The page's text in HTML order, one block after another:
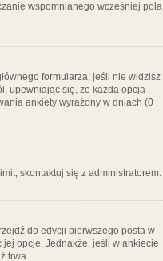
wspomnianego wcześniej pola
formularza; jeśli nie widzisz
upewniając się, że każda opcja
ankiety wyrażony w dniach (0
skontaktuj się z administratorem.
do edycji pierwszego posta w
jej opcje. Jednakże, jeśli w ankiecie
trwa.